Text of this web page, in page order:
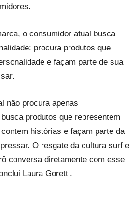
o consumidor atual busca
procura produtos que
e façam parte de sua
não procura apenas
produtos que representem
histórias e façam parte da
O resgate da cultura surf e
conversa diretamente com esse
Laura Goretti.